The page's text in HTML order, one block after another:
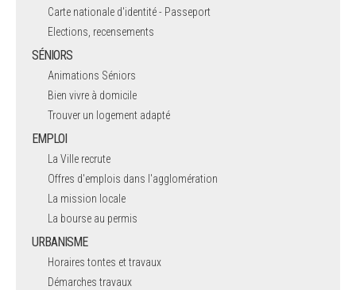
Carte nationale d'identité - Passeport
Elections, recensements
SÉNIORS
Animations Séniors
Bien vivre à domicile
Trouver un logement adapté
EMPLOI
La Ville recrute
Offres d'emplois dans l'agglomération
La mission locale
La bourse au permis
URBANISME
Horaires tontes et travaux
Démarches travaux